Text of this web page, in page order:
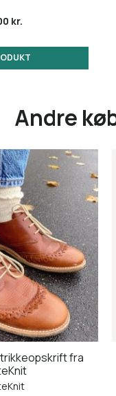
kr.
Andre
fra